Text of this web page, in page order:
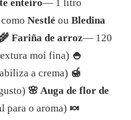
enteiro— 1 litro
Nestlé ou Bledina
🌾 Fariña de arroz— 120
moi fina) 🍚
a crema) 🍯
🌸 Auga de flor de
para o aroma) 🍬